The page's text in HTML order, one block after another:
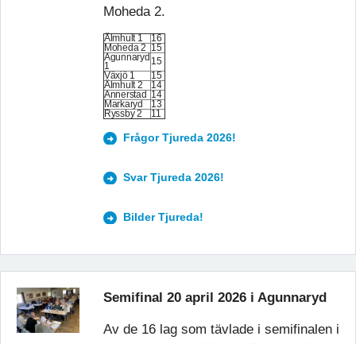
Moheda 2.
Älmhult 1
16
Moheda 2
15
Agunnaryd
1
15
Växjö 1
15
Älmhult 2
14
Annerstad
14
Markaryd
13
Ryssby 2
11
Frågor Tjureda 2026!
Svar Tjureda 2026!
Bilder Tjureda!
Semifinal 20 april 2026 i Agunnaryd
Av de 16 lag som tävlade i semifinalen i